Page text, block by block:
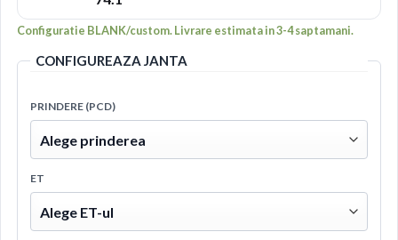
Configuratie BLANK/custom. Livrare estimata in 3-4 saptamani.
CONFIGUREAZA JANTA
PRINDERE (PCD)
ET